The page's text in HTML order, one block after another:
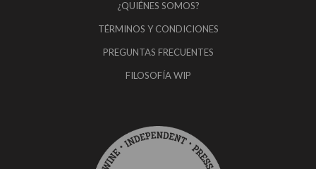
¿QUIÉNES SOMOS?
TÉRMINOS Y CONDICIONES
PREGUNTAS FRECUENTES
FILOSOFÍA WIP